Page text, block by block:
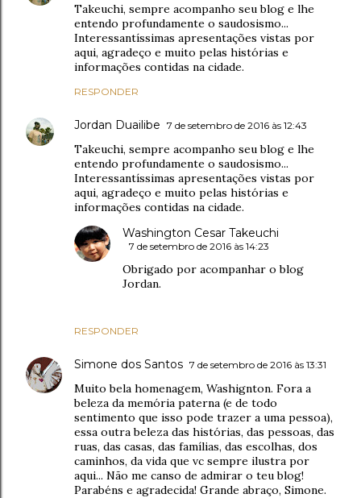
Takeuchi, sempre acompanho seu blog e lhe
entendo profundamente o saudosismo...
Interessantíssimas apresentações vistas por
aqui, agradeço e muito pelas histórias e
informações contidas na cidade.
RESPONDER
Jordan Duailibe 7 de setembro de 2016 às 12:43
Takeuchi, sempre acompanho seu blog e lhe
entendo profundamente o saudosismo...
Interessantíssimas apresentações vistas por
aqui, agradeço e muito pelas histórias e
informações contidas na cidade.
RESPONDER
Washington Cesar Takeuchi
7 de setembro de 2016 às 14:23
Obrigado por acompanhar o blog
Jordan.
Simone dos Santos 7 de setembro de 2016 às 13:31
Muito bela homenagem, Washignton. Fora a
beleza da memória paterna (e de todo
sentimento que isso pode trazer a uma pessoa),
essa outra beleza das histórias, das pessoas, das
ruas, das casas, das famílias, das escolhas, dos
caminhos, da vida que vc sempre ilustra por
aqui... Não me canso de admirar o teu blog!
Parabéns e agradecida! Grande abraço, Simone.